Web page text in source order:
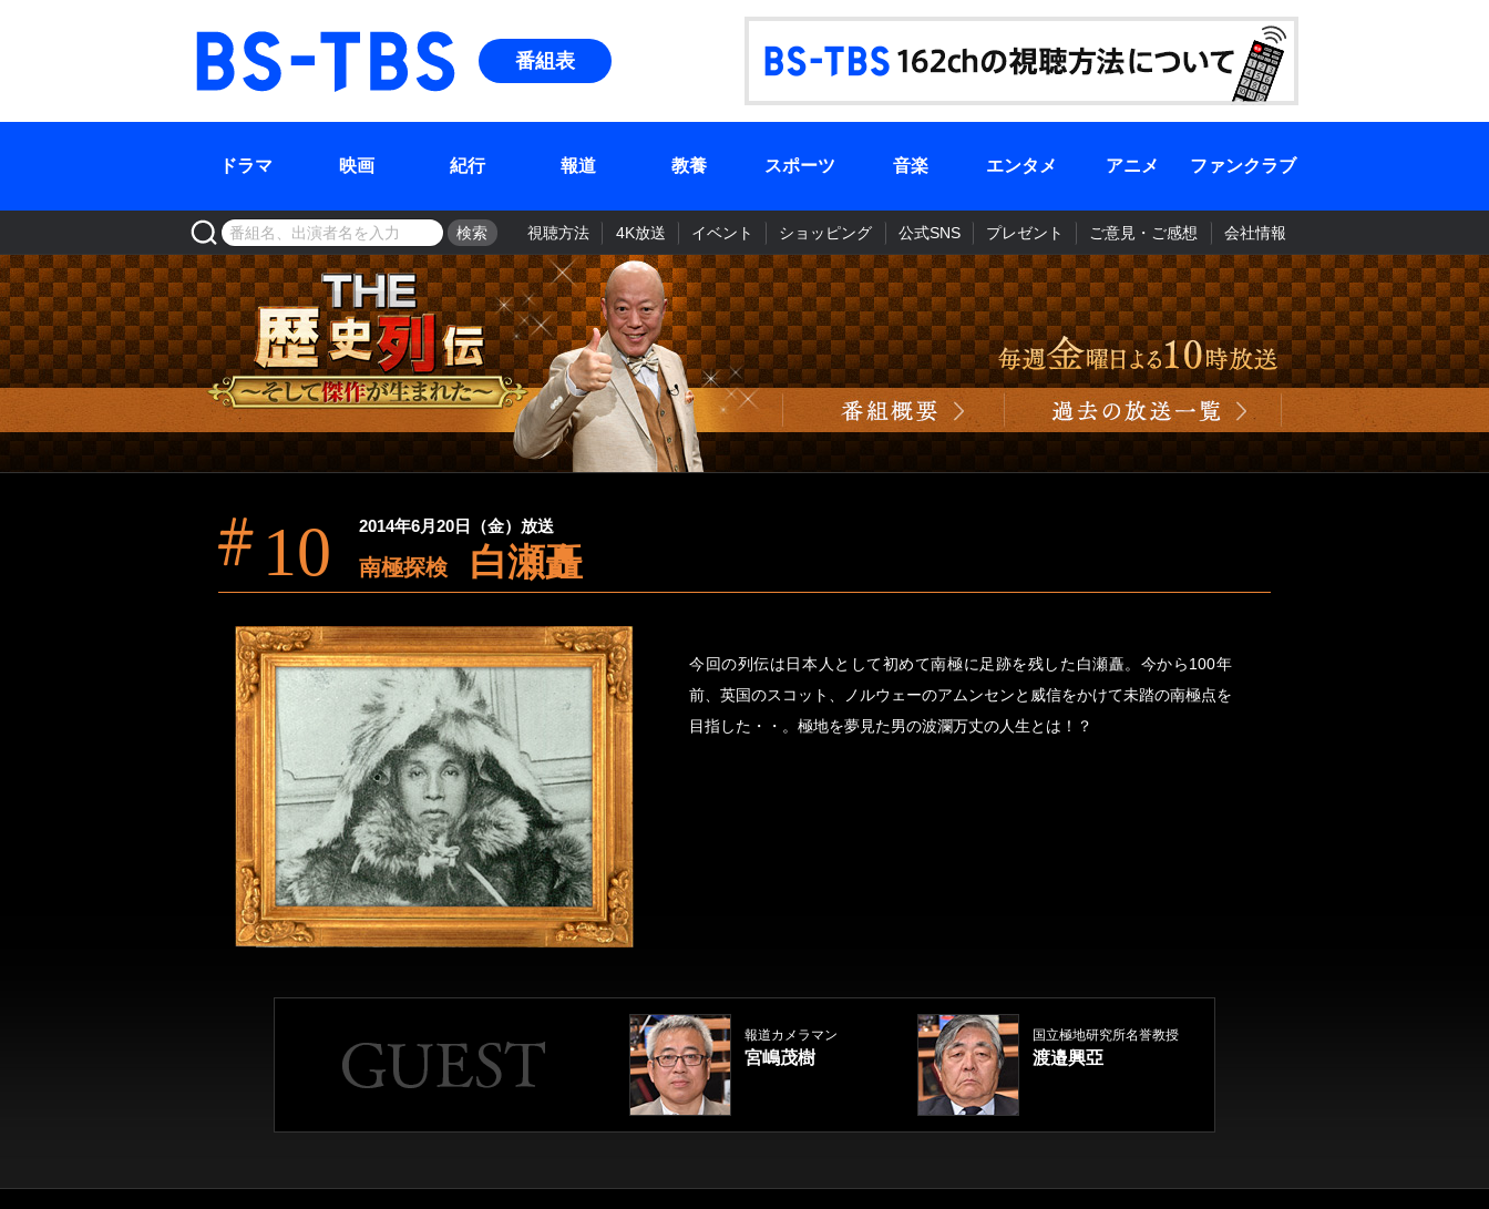
BS-TBS
番組表
ドラマ 映画 紀行 報道 教養 スポーツ 音楽 エンタメ アニメ ファンクラブ
検索 視聴方法 4K放送 イベント ショッピング 公式SNS プレゼント ご意見・ご感想 会社情報
10 2014年6月20日（金）放送
南極探検 白瀬矗
今回の列伝は日本人として初めて南極に足跡を残した白瀬矗。今から100年
前、英国のスコット、ノルウェーのアムンセンと威信をかけて未踏の南極点を
目指した・・。極地を夢見た男の波瀾万丈の人生とは！？
報道カメラマン
宮嶋茂樹
国立極地研究所名誉教授
渡邉興亞